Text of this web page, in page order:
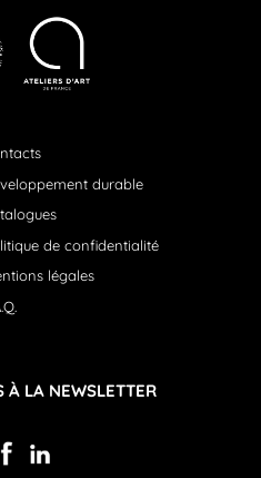
durable
de confidentialité
légales
À LA NEWSLETTER